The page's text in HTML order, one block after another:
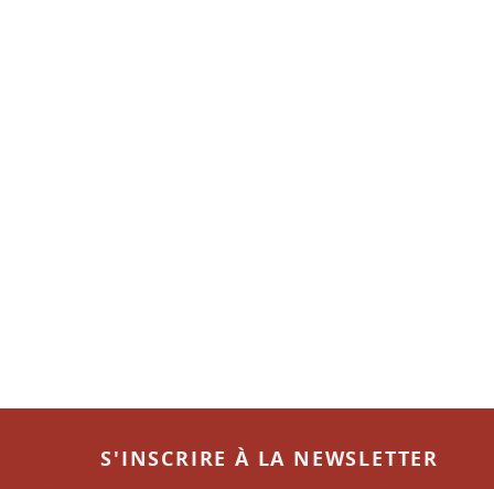
S'INSCRIRE À LA NEWSLETTER